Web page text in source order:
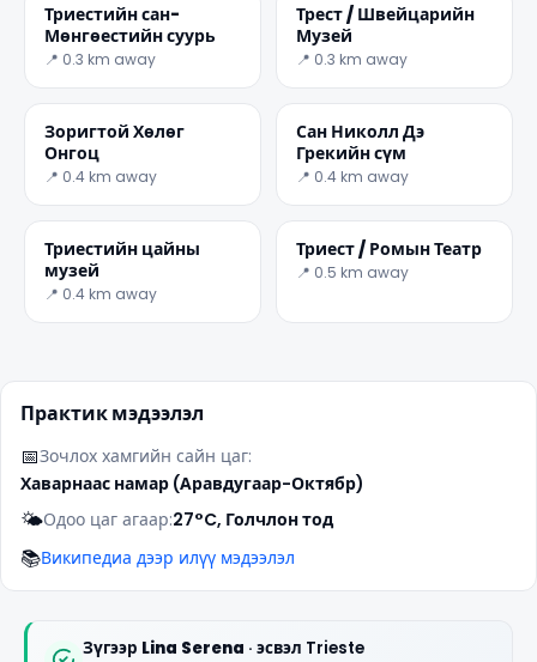
Триестийн сан-
Мөнгөестийн суурь
📍 0.3 km away
Трест / Швейцарийн
Музей
📍 0.3 km away
Зоригтой Хөлөг
Онгоц
📍 0.4 km away
Сан Николл Дэ
Грекийн сүм
📍 0.4 km away
Триестийн цайны
музей
📍 0.4 km away
Триест / Ромын Театр
📍 0.5 km away
Практик мэдээлэл
📅Зочлох хамгийн сайн цаг:
Хаварнаас намар (Аравдугаар-Октябр)
🌤️Одоо цаг агаар:27°C, Голчлон тод
📚Википедиа дээр илүү мэдээлэл
Зүгээр Lina Serena · эсвэл Trieste
✕